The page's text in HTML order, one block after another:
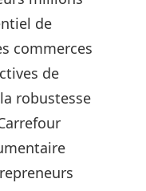
de
commerces
de
robustesse